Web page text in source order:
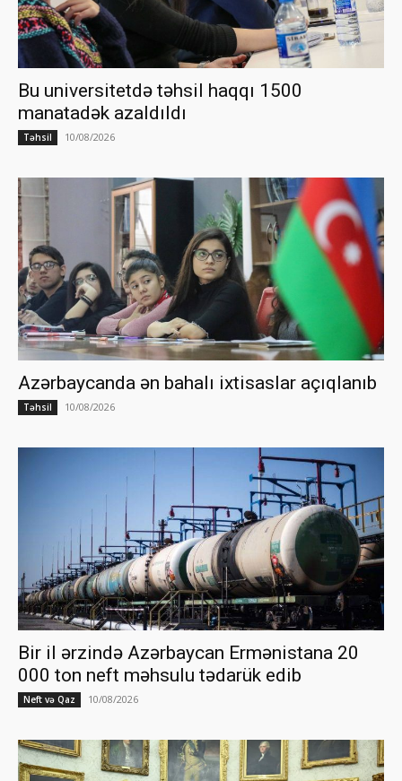
Bu universitetdə təhsil haqqı 1500
manatadək azaldıldı
Təhsil 10/08/2026
Azərbaycanda ən bahalı ixtisaslar açıqlanıb
Təhsil 10/08/2026
Bir il ərzində Azərbaycan Ermənistana 20
000 ton neft məhsulu tədarük edib
Neft və Qaz 10/08/2026